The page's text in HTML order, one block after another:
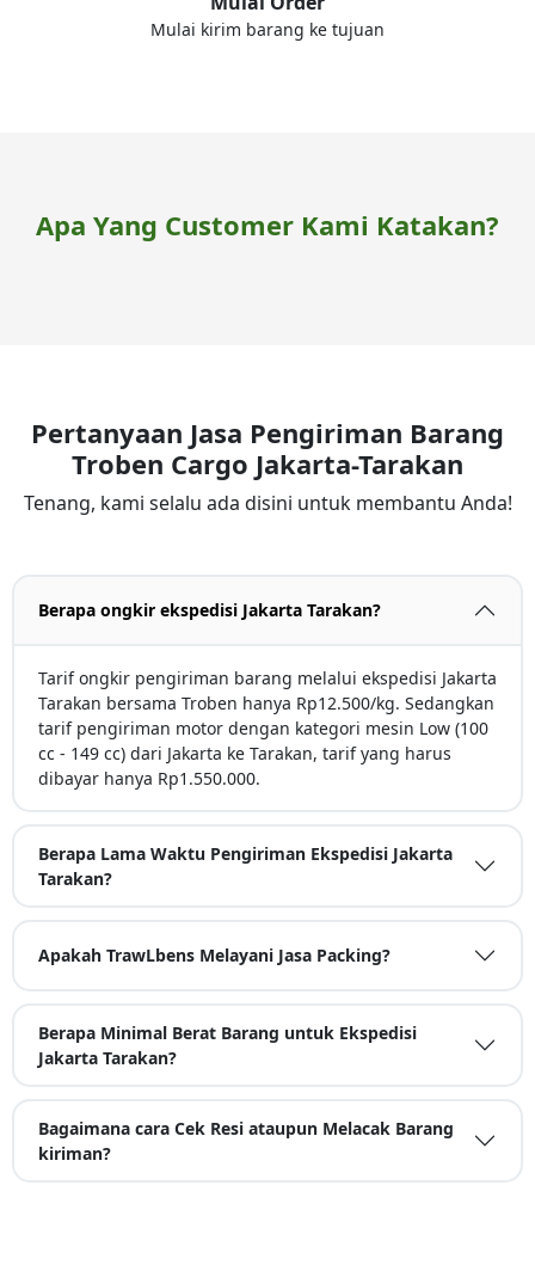
Mulai kirim barang ke tujuan
Apa Yang Customer Kami Katakan?
Pertanyaan Jasa Pengiriman Barang
Troben Cargo Jakarta-Tarakan
Tenang, kami selalu ada disini untuk membantu Anda!
Berapa ongkir ekspedisi Jakarta Tarakan?
Tarif ongkir pengiriman barang melalui ekspedisi Jakarta
Tarakan bersama Troben hanya Rp12.500/kg. Sedangkan
tarif pengiriman motor dengan kategori mesin Low (100
cc - 149 cc) dari Jakarta ke Tarakan, tarif yang harus
dibayar hanya Rp1.550.000.
Berapa Lama Waktu Pengiriman Ekspedisi Jakarta
Tarakan?
Apakah TrawLbens Melayani Jasa Packing?
Berapa Minimal Berat Barang untuk Ekspedisi
Jakarta Tarakan?
Bagaimana cara Cek Resi ataupun Melacak Barang
kiriman?